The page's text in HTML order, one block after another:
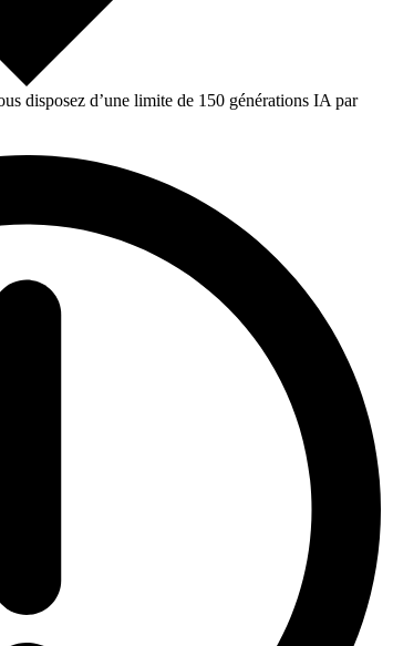
disposez d’une limite de 150 générations IA par